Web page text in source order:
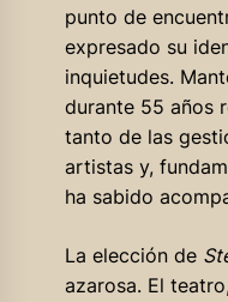
punto de
expresado su
inquietudes.
durante 55 años
tanto de las
artistas y,
ha sabido
La elección de
azarosa. El